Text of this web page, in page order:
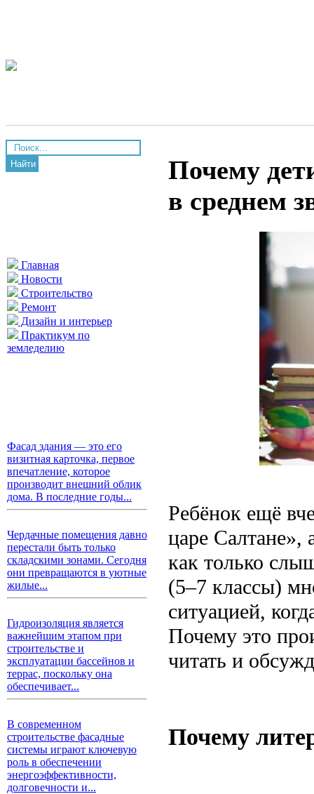
Найти
Главная
Новости
Строительство
Ремонт
Дизайн и интерьер
Практикум по
земледелию
Фасад здания — это его
визитная карточка, первое
впечатление, которое
производит внешний облик
дома. В последние годы...
Чердачные помещения давно
перестали быть только
складскими зонами. Сегодня
они превращаются в уютные
жилые...
Гидроизоляция является
важнейшим этапом при
строительстве и
эксплуатации бассейнов и
террас, поскольку она
обеспечивает...
В современном
строительстве фасадные
системы играют ключевую
роль в обеспечении
энергоэффективности,
долговечности и...
Почему
в среднем
Ребёнок ещё
царе Салтане»,
как только
(5–7 классы)
ситуацией,
Почему это
читать и
Почему